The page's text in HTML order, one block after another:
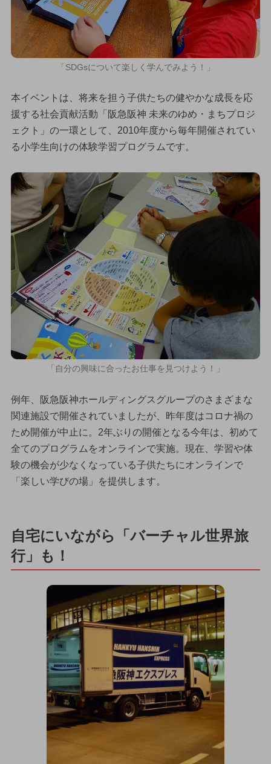
「SDGsについて楽しく学んでみよう！」
本イベントは、将来を担う子供たちの健やかな成長を応
援する社会貢献活動「阪急阪神 未来のゆめ・まちプロジ
ェクト」の一環として、2010年度から毎年開催されてい
る小学生向けの体験学習プログラムです。
「自分の興味に合ったお仕事を見つけよう！」
例年、阪急阪神ホールディングスグループのさまざまな
関連施設で開催されていましたが、昨年度はコロナ禍の
ため開催が中止に。2年ぶりの開催となる今年は、初めて
全てのプログラムをオンラインで実施。現在、学習や体
験の機会が少なくなっている子供たちにオンラインで
「楽しい学びの場」を提供します。
自宅にいながら「バーチャル世界旅
行」も！